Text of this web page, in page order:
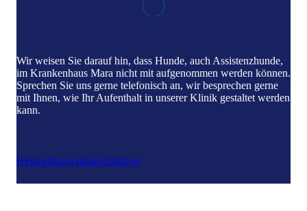
Wir weisen Sie darauf hin, dass Hunde, auch Assistenzhunde,
im Krankenhaus Mara nicht mit aufgenommen werden können.
Sprechen Sie uns gerne telefonisch an, wir besprechen gerne
mit Ihnen, wie Ihr Aufenthalt in unserer Klinik gestaltet werden
kann.
Behandlungskoordination